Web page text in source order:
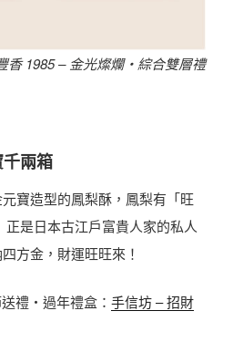
香 1985 – 金光燦爛・綜合雙層禮
兩箱
寶造型的鳳梨酥，鳳梨有「旺
是日本古江戶富貴人家的私人
方金，財運旺旺來！
禮・過年禮盒： 手信坊 – 招財